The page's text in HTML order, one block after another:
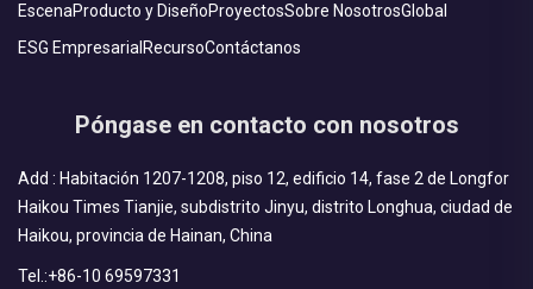
EscenaProducto y DiseñoProyectosSobre NosotrosGlobal
ESG Empresarial RecursoContáctanos
Póngase en contacto con nosotros
Add : Habitación 1207-1208, piso 12, edificio 14, fase 2 de Longfor
Haikou Times Tianjie, subdistrito Jinyu, distrito Longhua, ciudad de
Haikou, provincia de Hainan, China
Tel.:+86-10 69597331